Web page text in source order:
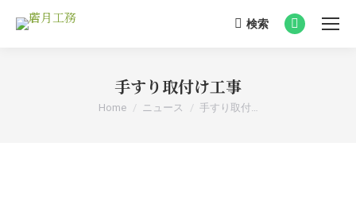
Search:
検索
Facebook
手すり取付け工事
You are here:
Home ニュース 手すり取付…